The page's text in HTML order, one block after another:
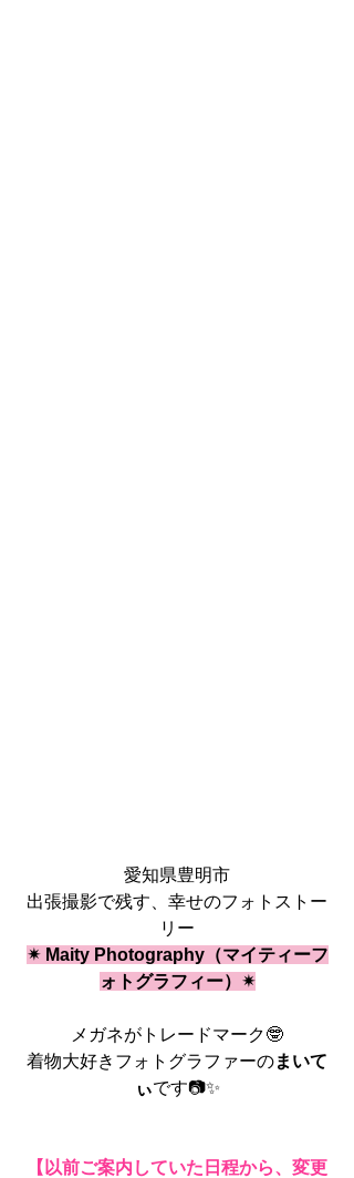
愛知県豊明市
出張撮影で残す、幸せのフォトストー
リー
✴︎ Maity Photography（マイティーフ
ォトグラフィー）✴︎
メガネがトレードマーク🤓
着物大好きフォトグラファーのまいて
ぃです📷✨
【以前ご案内していた日程から、変更